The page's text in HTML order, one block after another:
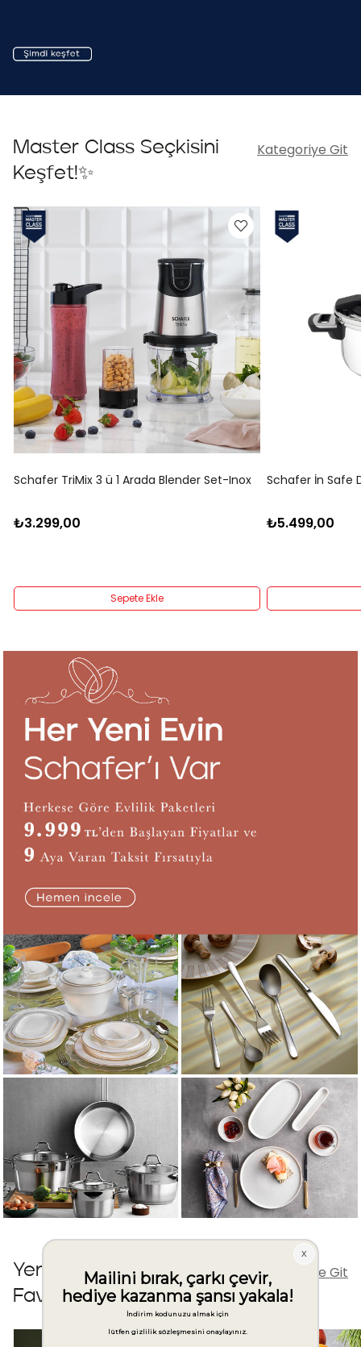
Master Class Seçkisini
Keşfet!✨
Schafer TriMix 3 ü 1 Arada Blender Set-Inox
₺3.299,00
Sepete Ekle
Schafer İn Safe
₺5.499,00
Kategoriye Git
Yeni Başlangıçlar İçin
Favori Ürünleri Keşfet💍
Kategoriye Git